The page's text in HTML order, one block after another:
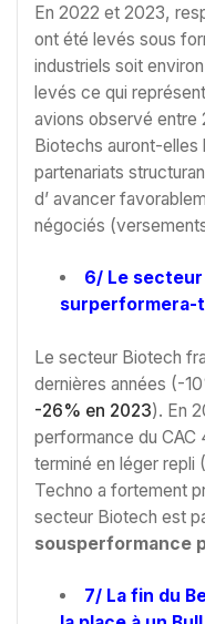
En 2022 et 2023,
ont été levés sous
industriels soit environ
levés ce qui
avions observé entre
Biotechs auront-elles
partenariats
d’ avancer
négociés
6/ Le
surperformera-
Le secteur Biotech
dernières années (-
-26% en 2023). En
performance du
terminé en léger repli
Techno a fortement
secteur Biotech est
sousperformance
7/ La fin du